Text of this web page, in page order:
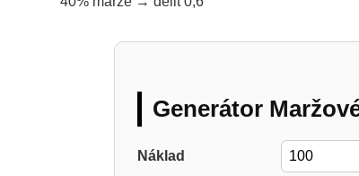
Generátor
Náklad